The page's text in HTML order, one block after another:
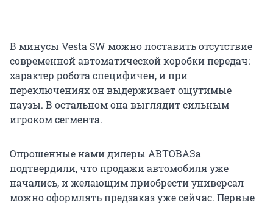
В минусы Vesta SW можно поставить отсутствие
современной автоматической коробки передач:
характер робота специфичен, и при
переключениях он выдерживает ощутимые
паузы. В остальном она выглядит сильным
игроком сегмента.
Опрошенные нами дилеры АВТОВАЗа
подтвердили, что продажи автомобиля уже
начались, и желающим приобрести универсал
можно оформлять предзаказ уже сейчас. Первые